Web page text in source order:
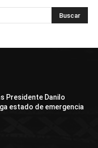
Presidente Danilo
estado de emergencia